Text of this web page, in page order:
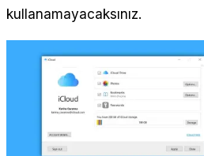
kullanamayacaksınız.